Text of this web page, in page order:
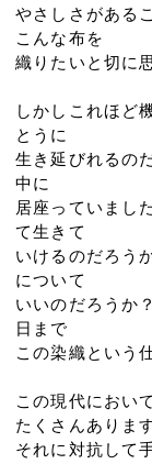
やさしさがある
こんな布を
織りたいと切に
しかしこれほど
とうに
生き延びれるの
中に
居座っていまし
て生きて
いけるのだろう
について
いいのだろうか
日まで
この染織という
この現代におい
たくさんありま
それに対抗して